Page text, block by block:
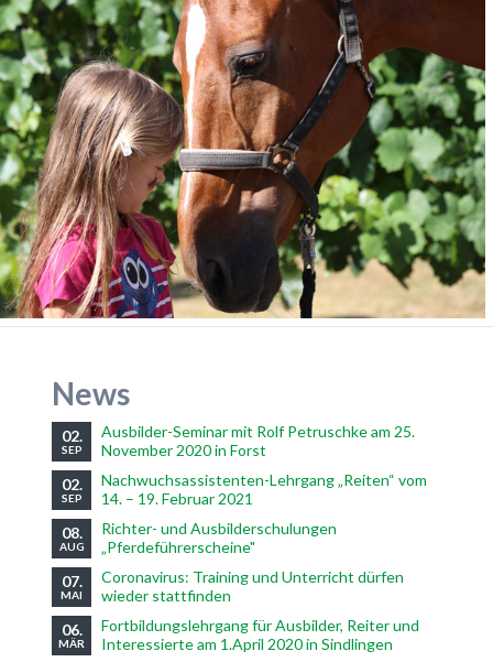
News
02.
SEP
Ausbilder-Seminar mit Rolf Petruschke am 25.
November 2020 in Forst
02.
SEP
Nachwuchsassistenten-Lehrgang „Reiten“ vom
14. – 19. Februar 2021
08.
AUG
Richter- und Ausbilderschulungen
„Pferdeführerscheine"
07.
MAI
Coronavirus: Training und Unterricht dürfen
wieder stattfinden
06.
MÄR
Fortbildungslehrgang für Ausbilder, Reiter und
Interessierte am 1.April 2020 in Sindlingen